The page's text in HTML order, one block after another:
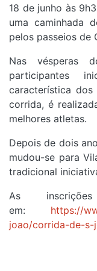
18 de junho às
uma caminhada
pelos passeios de
Nas vésperas
participantes
característica
corrida, é
melhores atletas.
Depois de dois
mudou-se para
tradicional
As
em: https://
joao/corrida-de-